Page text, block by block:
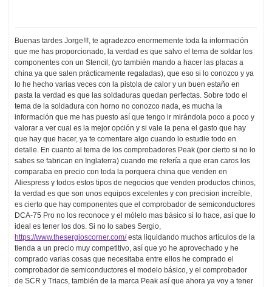
Buenas tardes Jorge!!!, te agradezco enormemente toda la información
que me has proporcionado, la verdad es que salvo el tema de soldar los
componentes con un Stencil, (yo también mando a hacer las placas a
china ya que salen prácticamente regaladas), que eso si lo conozco y ya
lo he hecho varias veces con la pistola de calor y un buen estaño en
pasta la verdad es que las soldaduras quedan perfectas. Sobre todo el
tema de la soldadura con horno no conozco nada, es mucha la
información que me has puesto así que tengo ir mirándola poco a poco y
valorar a ver cual es la mejor opción y si vale la pena el gasto que hay
que hay que hacer, ya te comentare algo cuando lo estudie todo en
detalle. En cuanto al tema de los comprobadores Peak (por cierto si no lo
sabes se fabrican en Inglaterra) cuando me refería a que eran caros los
comparaba en precio con toda la porquera china que venden en
Aliespress y todos estos tipos de negocios que venden productos chinos,
la verdad es que son unos equipos excelentes y con precision increíble,
es cierto que hay componentes que el comprobador de semiconductores
DCA-75 Pro no los reconoce y el mólelo mas básico si lo hace, así que lo
ideal es tener los dos. Si no lo sabes Sergio,
https://www.thesergioscorner.com/esta liquidando muchos artículos de la
tienda a un precio muy competitivo, así que yo he aprovechado y he
comprado varias cosas que necesitaba entre ellos he comprado el
comprobador de semiconductores el modelo básico, y el comprobador
de SCR y Triacs, también de la marca Peak así que ahora ya voy a tener